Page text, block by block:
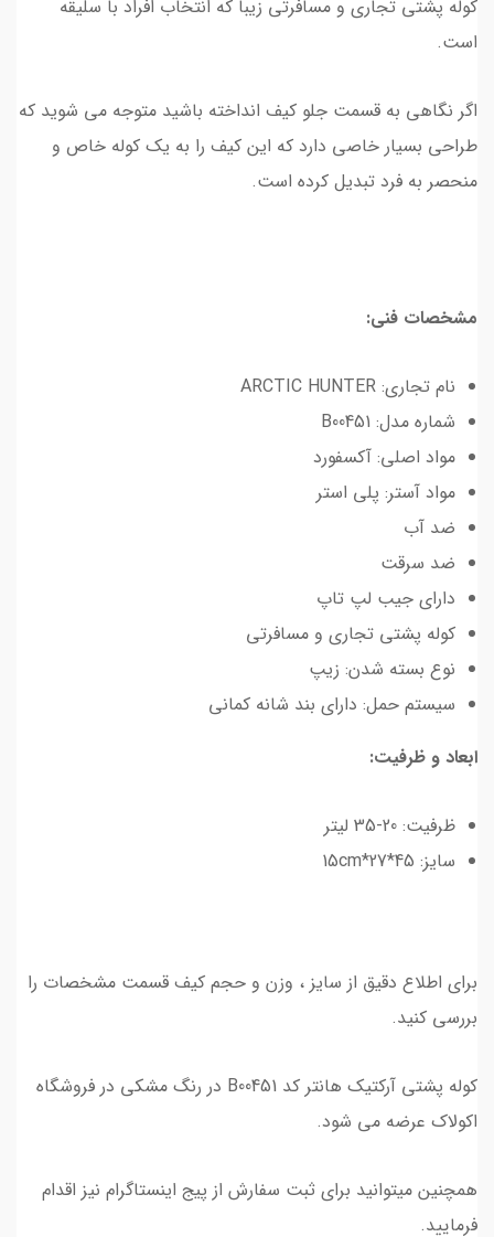
کوله پشتی تجاری و مسافرتی زیبا که انتخاب افراد با سلیقه
است.
اگر نگاهی به قسمت جلو کیف انداخته باشید متوجه می شوید که
طراحی بسیار خاصی دارد که این کیف را به یک کوله خاص و
منحصر به فرد تبدیل کرده است.
مشخصات فنی:
نام تجاری: ARCTIC HUNTER
شماره مدل: B00451
مواد اصلی: آکسفورد
مواد آستر: پلی استر
ضد آب
ضد سرقت
دارای جیب لپ تاپ
کوله پشتی تجاری و مسافرتی
نوع بسته شدن: زیپ
سیستم حمل: دارای بند شانه کمانی
ابعاد و ظرفیت:
ظرفیت: 20-35 لیتر
سایز: 45*27*15cm
برای اطلاع دقیق از سایز ، وزن و حجم کیف قسمت مشخصات را
بررسی کنید.
کوله پشتی آرکتیک هانتر کد B00451 در رنگ مشکی در فروشگاه
اکولاک عرضه می شود.
همچنین میتوانید برای ثبت سفارش از پیج اینستاگرام نیز اقدام
فرمایید.